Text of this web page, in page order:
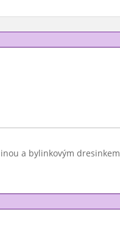
a bylinkovým dresinkem